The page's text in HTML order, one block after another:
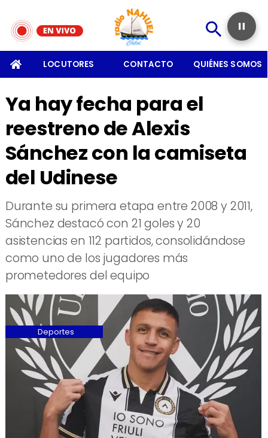
LOCUTORES CONTACTO QUIÉNES SOMOS
Ya hay fecha para el
reestreno de Alexis
Sánchez con la camiseta
del Udinese
​Durante su primera etapa entre 2008 y 2011,
Sánchez destacó con 21 goles y 20
asistencias en 112 partidos, consolidándose
como uno de los jugadores más
prometedores del equipo
Deportes